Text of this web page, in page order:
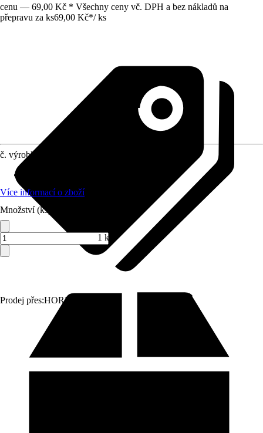
cenu — 69,00 Kč * Všechny ceny vč. DPH a bez nákladů na
přepravu za ks69,00 Kč*/ ks
Prodej přes:HORNBACH
č. výrobku
Více informací o zboží
Množství (ks)
1 ks